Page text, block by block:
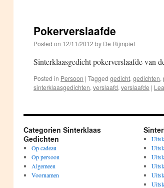
Pokerverslaafde
Posted on 12/11/2012 by De Rijmpiet
Sinterklaasgedicht pokerverslaafde van
Posted in Persoon | Tagged gedicht, gedichten,
sinterklaasgedichten, verslaafd, verslaafde |
Categorien Sinterklaas
Gedichten
Op cadeau
Op persoon
Algemeen
Voornamen